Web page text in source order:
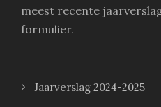
meest recente
formulier.
Jaarverslag 2024-2025